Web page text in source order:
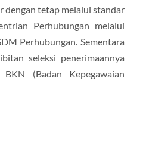
dengan tetap melalui standar
Perhubungan melalui
Perhubungan. Sementara
seleksi penerimaannya
(Badan Kepegawaian